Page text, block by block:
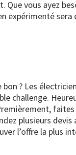
Que vous ayez
expérimenté sera
? Les
challenge.
faites
plusieurs devis
l’offre la plus